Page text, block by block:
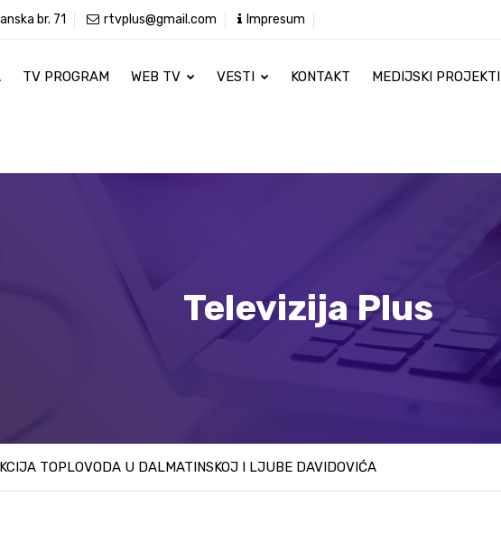
br. 71 rtvplus@gmail.com Impresum
TV PROGRAM WEB TV VESTI KONTAKT MEDIJSKI PROJEKTI
Televizija Plus
TOPLOVODA U DALMATINSKOJ I LJUBE DAVIDOVIĆA